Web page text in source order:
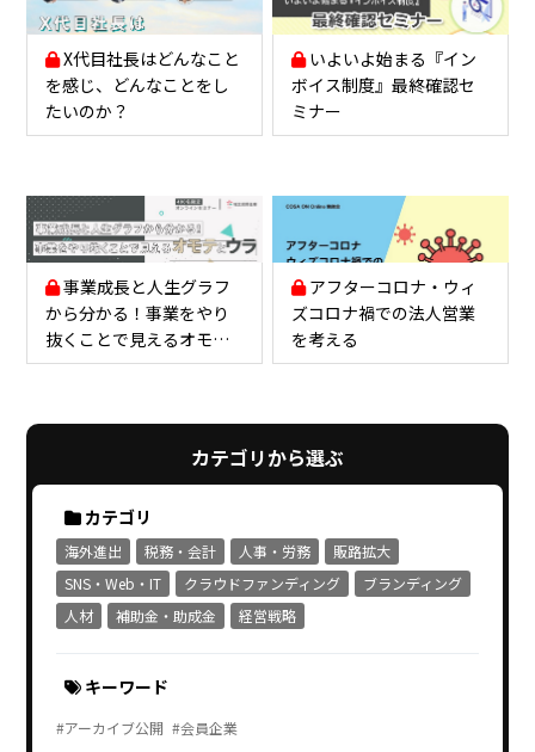
X代目社長はどんなこと
を感じ、どんなことをし
たいのか？
いよいよ始まる『イン
ボイス制度』最終確認セ
ミナー
事業成長と人生グラフ
から分かる！事業をやり
抜くことで見えるオモテ
とウラ
アフターコロナ・ウィ
ズコロナ禍での法人営業
を考える
カテゴリから選ぶ
カテゴリ
海外進出 税務・会計 人事・労務
販路拡大
SNS・Web・IT
クラウドファンディング
ブランディング
人材
補助金・助成金 経営戦略
キーワード
#アーカイブ公開 #会員企業